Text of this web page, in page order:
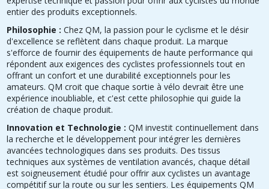
entier des produits exceptionnels.
Philosophie : Chez QM, la passion pour le cyclisme et le désir
d'excellence se reflètent dans chaque produit. La marque
s'efforce de fournir des équipements de haute performance qui
répondent aux exigences des cyclistes professionnels tout en
offrant un confort et une durabilité exceptionnels pour les
amateurs. QM croit que chaque sortie à vélo devrait être une
expérience inoubliable, et c'est cette philosophie qui guide la
création de chaque produit.
Innovation et Technologie : QM investit continuellement dans
la recherche et le développement pour intégrer les dernières
avancées technologiques dans ses produits. Des tissus
techniques aux systèmes de ventilation avancés, chaque détail
est soigneusement étudié pour offrir aux cyclistes un avantage
compétitif sur la route ou sur les sentiers. Les équipements QM